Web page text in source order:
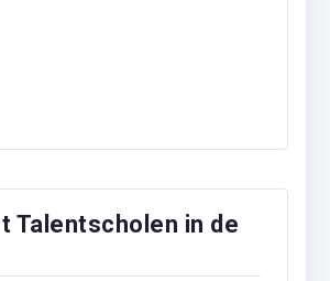
Talentscholen in de